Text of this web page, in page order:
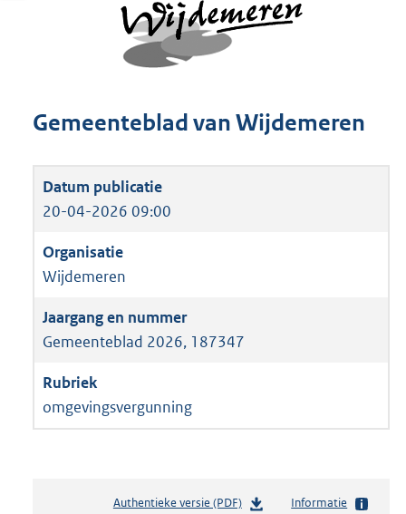
Gemeenteblad van Wijdemeren
20-04-2026 09:00
Wijdemeren
Gemeenteblad 2026, 187347
omgevingsvergunning
Authentieke versie (PDF)b
Informatie